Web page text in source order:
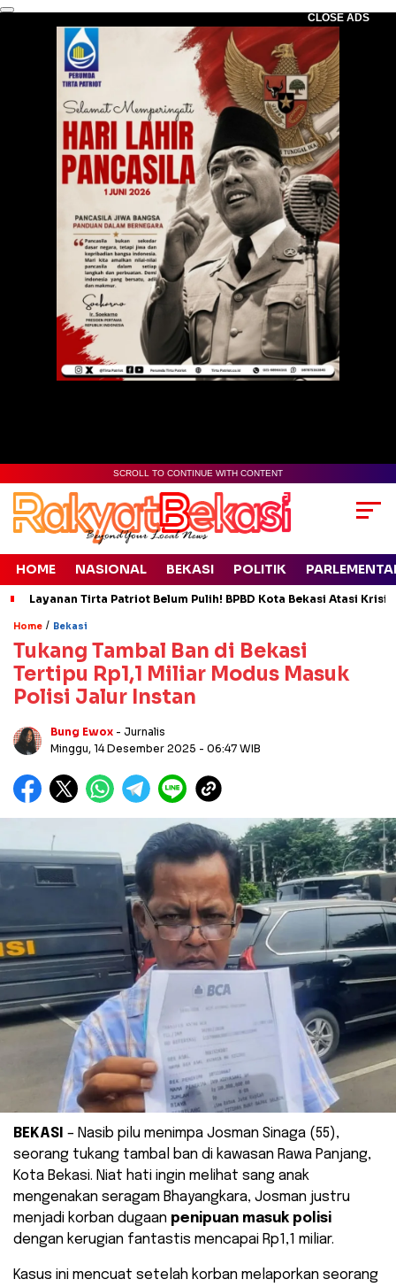
CLOSE ADS
SCROLL TO CONTINUE WITH CONTENT
HOME NASIONAL BEKASI POLITIK
Layanan Tirta Patriot Belum Pulih! BPBD Kota Bekasi Atasi
Home / Bekasi
Tukang Tambal Ban di Bekasi
Tertipu Rp1,1 Miliar Modus Masuk
Polisi Jalur Instan
Bung Ewox - Jurnalis
Minggu, 14 Desember 2025 - 06:47 WIB
BEKASI – Nasib pilu menimpa Josman Sinaga (55),
seorang tukang tambal ban di kawasan Rawa Panjang,
Kota Bekasi. Niat hati ingin melihat sang anak
mengenakan seragam Bhayangkara, Josman justru
menjadi korban dugaan penipuan masuk polisi
dengan kerugian fantastis mencapai Rp1,1 miliar.
​Kasus ini mencuat setelah korban melaporkan seorang